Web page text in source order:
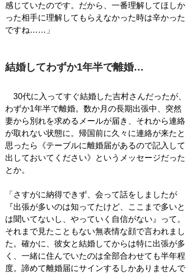
感じていたのです。だから、一番理解してほしか
った相手に理解してもらえなかった時は辛かった
ですね……」
結婚してわずか1年半で離婚…
30代に入ってすぐ結婚した吉村さんだったが、
わずか1年半で離婚。数か月の長期出張中、突然
妻から別れを求めるメールが届き、それから連絡
が取れない状態に。帰国前に久々に連絡が来たと
思ったら《テーブルに離婚届があるので記入して
出しておいてください》というメッセージだった
とか。
「さすがに納得できず、会って話をしましたが
『出張が多いのは知ってたけど、ここまで多いと
は聞いてないし、やっていく自信がない』って。
それまで見たこともない無表情な顔で言われまし
た。確かに、彼女と結婚してからは特に出張が多
く、一緒に住んでいたのは全部合わせても半年程
度。諦めて離婚届にサインするしかありませんで